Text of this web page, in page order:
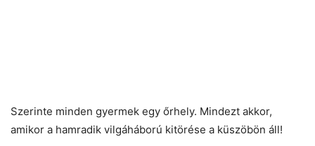
Szerinte minden gyermek egy őrhely. Mindezt akkor,
amikor a hamradik vilgáháború kitörése a küszöbön áll!